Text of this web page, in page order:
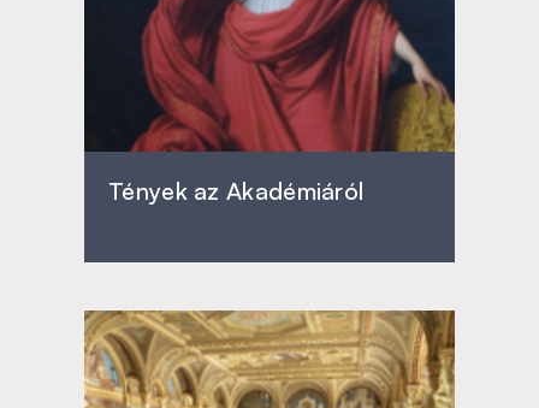
Tények az Akadémiáról